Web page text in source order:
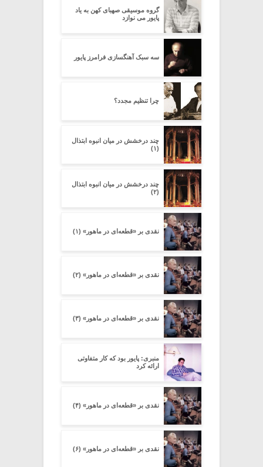
گروه موسیقی صهبای کهن به یاد
پایور می نوازد
سه سبک آهنگسازی فرامرز پایور
چرا تنظیم مجدد؟
چند درخشش در میان انبوه ابتذال
(۱)
چند درخشش در میان انبوه ابتذال
(۲)
نقدی بر «قطعه‌ای در ماهور» (۱)
نقدی بر «قطعه‌ای در ماهور» (۲)
نقدی بر «قطعه‌ای در ماهور» (۳)
منبری: پایور بود که کار متفاوتی
ارائه کرد
نقدی بر «قطعه‌ای در ماهور» (۴)
نقدی بر «قطعه‌ای در ماهور» (۶)